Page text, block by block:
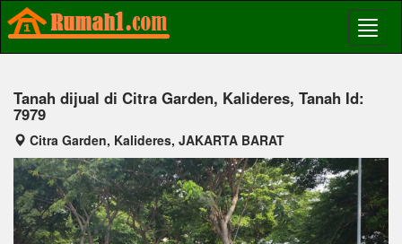
Tanah dijual di Citra Garden, Kalideres, Tanah Id:
7979
Citra Garden, Kalideres, JAKARTA BARAT
Previous Next